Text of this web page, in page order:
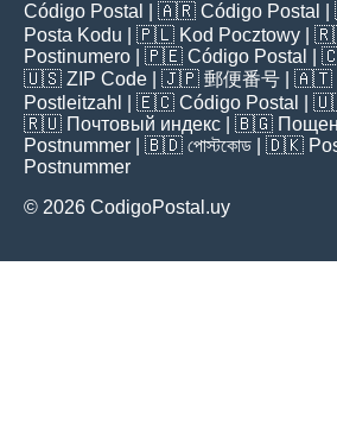
Código Postal
| 🇦🇷 Código Postal
Posta Kodu | 🇵🇱 Kod Pocztowy |
Postinumero | 🇵🇪 Código Postal |
🇺🇸 ZIP Code | 🇯🇵 郵便番号 | 🇦🇹
Postleitzahl
| 🇪🇨 Código Postal |
🇷🇺 Почтовый индекс | 🇧🇬
Postnummer | 🇧🇩 পোস্টকোড | 🇩🇰
Postnummer
© 2026 CodigoPostal.uy